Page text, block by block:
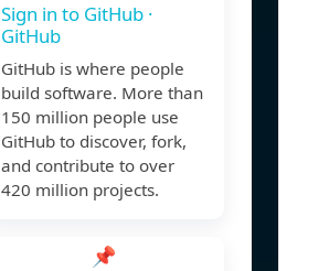
Sign in to GitHub ·
GitHub
GitHub is where people
build software. More than
150 million people use
GitHub to discover, fork,
and contribute to over
420 million projects.
📌